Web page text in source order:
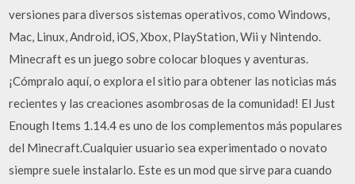
versiones para diversos sistemas operativos, como Windows,
Mac, Linux, Android, iOS, Xbox, PlayStation, Wii y Nintendo.
Minecraft es un juego sobre colocar bloques y aventuras.
¡Cómpralo aquí, o explora el sitio para obtener las noticias más
recientes y las creaciones asombrosas de la comunidad! El Just
Enough Items 1.14.4 es uno de los complementos más populares
del Minecraft.Cualquier usuario sea experimentado o novato
siempre suele instalarlo. Este es un mod que sirve para cuando